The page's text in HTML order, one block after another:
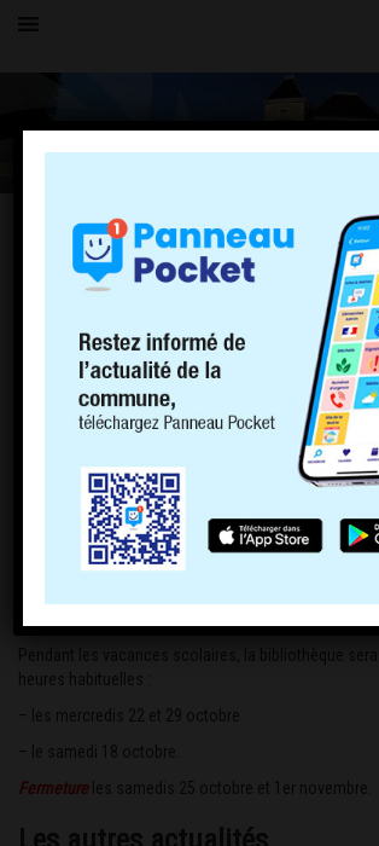
Toutes les actualités
LE VILLAGE
Permanences bibliothèque
14 octobre 2025
heures habituelles :
– les mercredis 22 et 29 octobre
– le samedi 18 octobre.
Fermeture les samedis 25 octobre et 1er novembre.